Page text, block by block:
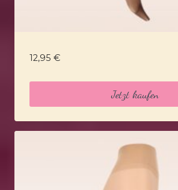
12,95 €
Jetzt kaufen